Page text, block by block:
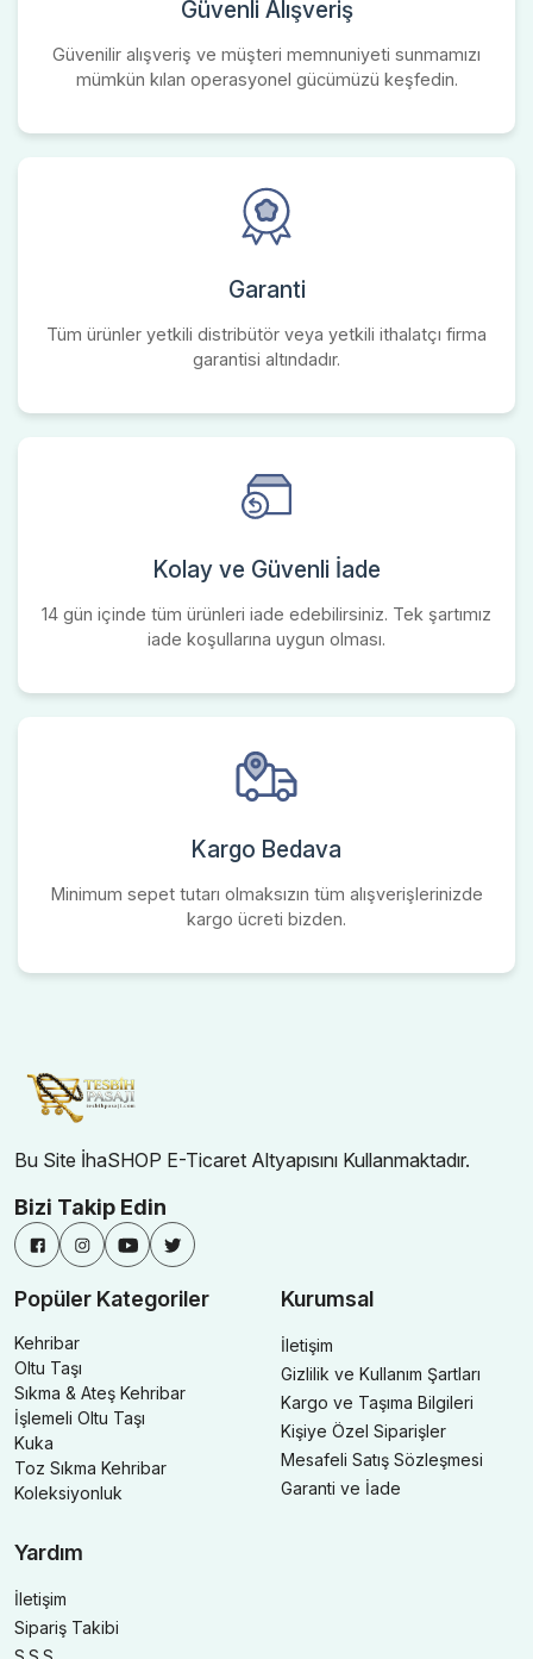
Güvenli Alışveriş
Güvenilir alışveriş ve müşteri memnuniyeti sunmamızı
mümkün kılan operasyonel gücümüzü keşfedin.
Garanti
Tüm ürünler yetkili distribütör veya yetkili ithalatçı firma
garantisi altındadır.
Kolay ve Güvenli İade
14 gün içinde tüm ürünleri iade edebilirsiniz. Tek şartımız
iade koşullarına uygun olması.
Kargo Bedava
Minimum sepet tutarı olmaksızın tüm alışverişlerinizde
kargo ücreti bizden.
Bu Site İhaSHOP E-Ticaret Altyapısını Kullanmaktadır.
Bizi Takip Edin
Popüler Kategoriler
Kehribar
Oltu Taşı
Sıkma & Ateş Kehribar
İşlemeli Oltu Taşı
Kuka
Toz Sıkma Kehribar
Koleksiyonluk
Kurumsal
İletişim
Gizlilik ve Kullanım Şartları
Kargo ve Taşıma Bilgileri
Kişiye Özel Siparişler
Mesafeli Satış Sözleşmesi
Garanti ve İade
Yardım
İletişim
Sipariş Takibi